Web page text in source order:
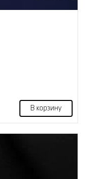
В корзину